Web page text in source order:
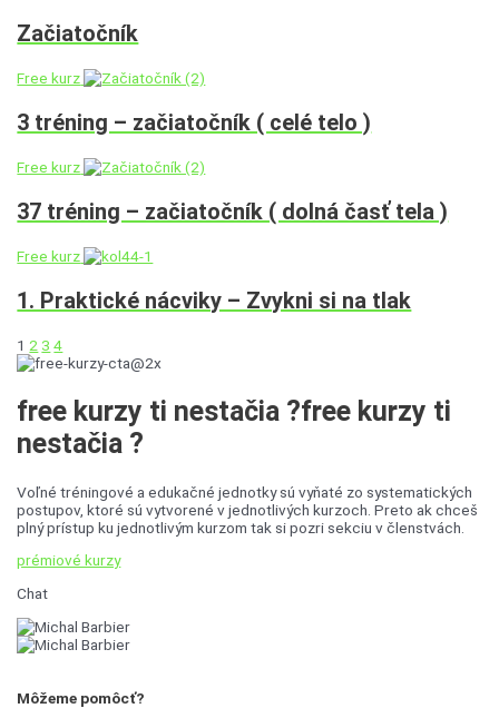
Začiatočník
Free kurz
3 tréning – začiatočník ( celé telo )
Free kurz
37 tréning – začiatočník ( dolná časť tela )
Free kurz
1. Praktické nácviky – Zvykni si na tlak
1 2 3 4
free kurzy ti nestačia ?free kurzy ti
nestačia ?
Voľné tréningové a edukačné jednotky sú vyňaté zo systematických
postupov, ktoré sú vytvorené v jednotlivých kurzoch. Preto ak chceš
plný prístup ku jednotlivým kurzom tak si pozri sekciu v členstvách.
prémiové kurzy
Chat
Môžeme pomôcť?